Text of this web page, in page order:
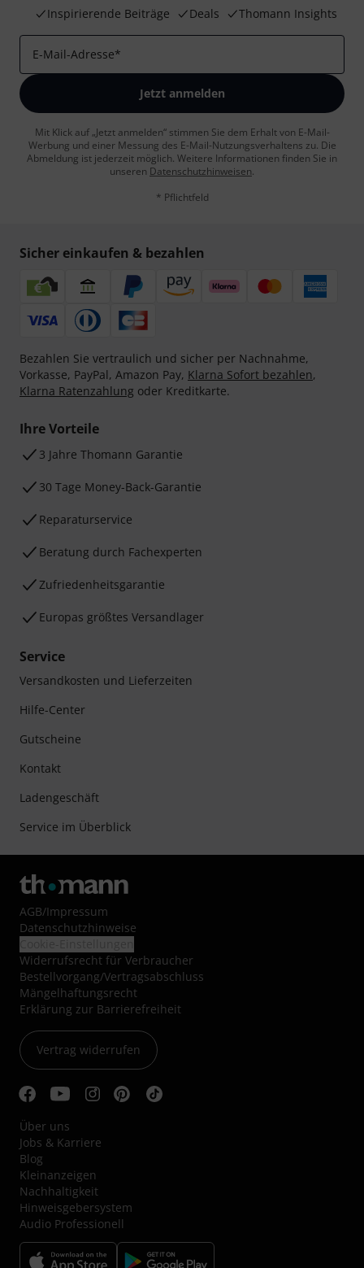
Inspirierende Beiträge
Deals Thomann Insights
E-Mail-Adresse*
Jetzt anmelden
Mit Klick auf „Jetzt anmelden“ stimmen Sie dem Erhalt von E-Mail-
Werbung und einer Messung des E-Mail-Nutzungsverhaltens zu. Die
Abmeldung ist jederzeit möglich. Weitere Informationen finden Sie in
unseren Datenschutzhinweisen.
* Pflichtfeld
Sicher einkaufen & bezahlen
Bezahlen Sie vertraulich und sicher per Nachnahme,
Vorkasse, PayPal, Amazon Pay, Klarna Sofort bezahlen,
Klarna Ratenzahlung oder Kreditkarte.
Ihre Vorteile
3 Jahre Thomann Garantie
30 Tage Money-Back-Garantie
Reparaturservice
Beratung durch Fachexperten
Zufriedenheitsgarantie
Europas größtes Versandlager
Service
Versandkosten und Lieferzeiten
Hilfe-Center
Gutscheine
Kontakt
Ladengeschäft
Service im Überblick
AGB/Impressum
Datenschutzhinweise
Widerrufsrecht für Verbraucher
Bestellvorgang/Vertragsabschluss
Mängelhaftungsrecht
Erklärung zur Barrierefreiheit
Vertrag widerrufen
Über uns
Jobs & Karriere
Blog
Kleinanzeigen
Nachhaltigkeit
Hinweisgebersystem
Audio Professionell